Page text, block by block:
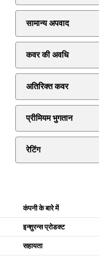
सामान्य अपवाद
कवर की अवधि
अतिरिक्त कवर
प्रीमियम भुगतान
रेटिंग
कंपनी के बारे में
इन्शुरन्स प्रोडक्ट
सहायता